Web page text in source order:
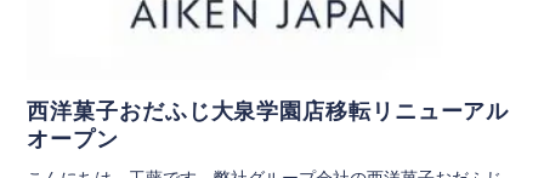
西洋菓子おだふじ大泉学園店移転リニューアル
オープン